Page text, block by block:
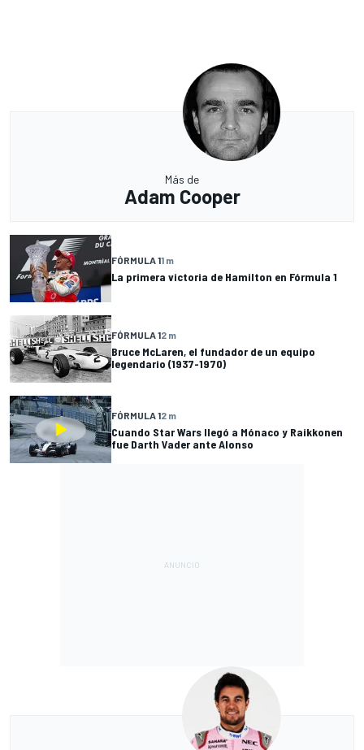
Más de
Adam Cooper
FÓRMULA 11 m
La primera victoria de Hamilton en Fórmula 1
FÓRMULA 12 m
Bruce McLaren, el fundador de un equipo
legendario (1937-1970)
FÓRMULA 12 m
Cuando Star Wars llegó a Mónaco y Raikkonen
fue Darth Vader ante Alonso